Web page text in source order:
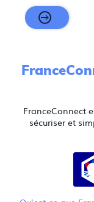
FranceConnect
sécuriser et